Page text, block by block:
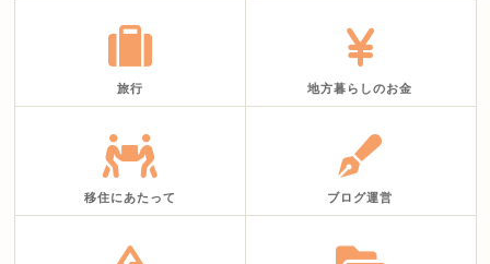
旅行 地方暮らしのお金
移住にあたって ブログ運営